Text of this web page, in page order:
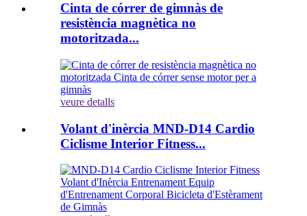
Cinta de córrer de gimnàs de
resistència magnètica no
motoritzada...
veure detalls
Volant d'inèrcia MND-D14 Cardio
Ciclisme Interior Fitness...